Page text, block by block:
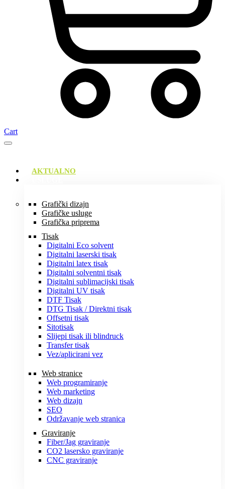
Cart
AKTUALNO
Grafički dizajn
Grafičke usluge
Grafička priprema
Tisak
Digitalni Eco solvent
Digitalni laserski tisak
Digitalni latex tisak
Digitalni solventni tisak
Digitalni sublimacijski tisak
Digitalni UV tisak
DTF Tisak
DTG Tisak / Direktni tisak
Offsetni tisak
Sitotisak
Slijepi tisak ili blindruck
Transfer tisak
Vez/aplicirani vez
Web stranice
Web programiranje
Web marketing
Web dizajn
SEO
Održavanje web stranica
Graviranje
Fiber/Jag graviranje
CO2 lasersko graviranje
CNC graviranje